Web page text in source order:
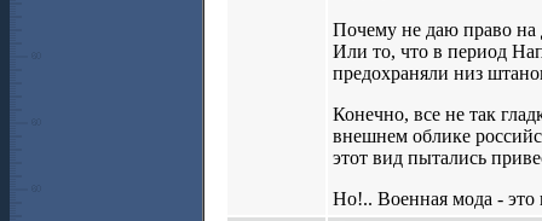
Почему не даю право на
Или то, что в период
предохраняли низ
Конечно, все не так
внешнем облике
этот вид пытались
Но!.. Военная мода - это